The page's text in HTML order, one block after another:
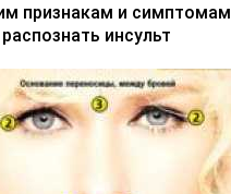
признакам и симптомам
инсульт